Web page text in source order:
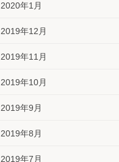
2020年1月
2019年12月
2019年11月
2019年10月
2019年9月
2019年8月
2019年7月